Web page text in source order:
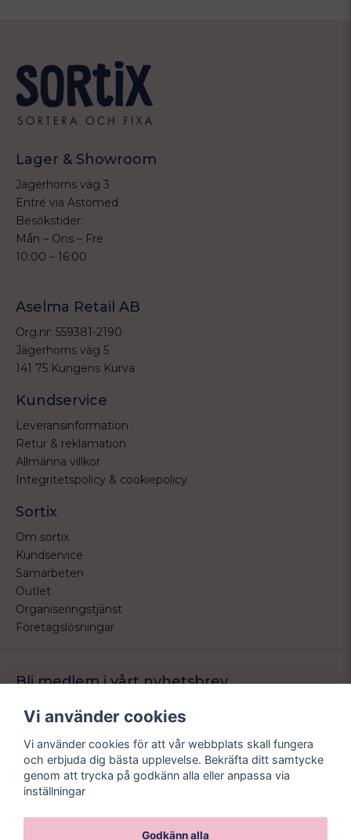
Lager & Showroom
Jägerhorns väg 3
Entré via Astomed
Besökstider:
Mån – Ons – Fre
10:00 – 16:00
Aselma Retail AB
Org.nr: 559381-2190
Jägerhorns väg 5
141 75 Kungens Kurva
Kundservice
Leveransinformation
Retur & reklamation
Allmänna villkor
Integritetspolicy & cookiepolicy
Sortix
Om sortix
Kundservice
Samarbeten
Outlet
Organiseringstjänst
Företagslösningar
Bli medlem i vårt nyhetsbrev
email
Mejladress Skicka
erbjudande.
Vi använder cookies
Vi använder cookies för att vår webbplats skall fungera
och erbjuda dig bästa upplevelse. Bekräfta ditt samtycke
genom att trycka på godkänn alla eller anpassa via
inställningar
Godkänn alla